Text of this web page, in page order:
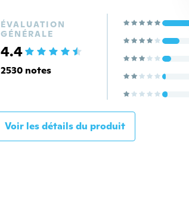
ÉVALUATION
GÉNÉRALE
4.4
2530 notes
Voir les détails du produit